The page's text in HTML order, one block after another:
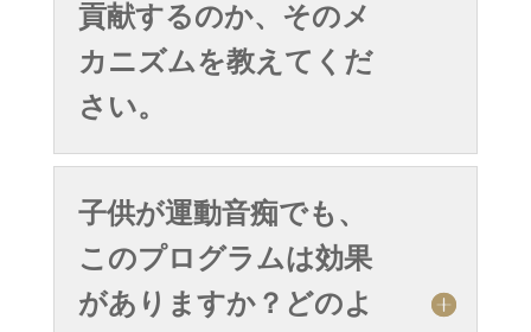
貢献するのか、そのメ
カニズムを教えてくだ
さい。
子供が運動音痴でも、
このプログラムは効果
がありますか？どのよ